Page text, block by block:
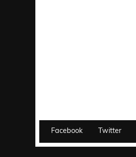
Facebook Twitter